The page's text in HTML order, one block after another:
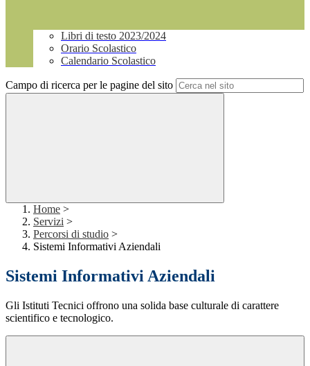
Libri di testo 2023/2024
Orario Scolastico
Calendario Scolastico
Campo di ricerca per le pagine del sito
Home >
Servizi >
Percorsi di studio >
Sistemi Informativi Aziendali
Sistemi Informativi Aziendali
Gli Istituti Tecnici offrono una solida base culturale di carattere
scientifico e tecnologico.